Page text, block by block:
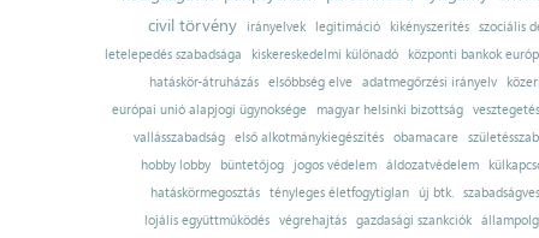
civil törvény
irányelvek legitimáció kikényszerítés szociális
letelepedés szabadsága
kiskereskedelmi különadó
központi bankok
hatáskör-átruházás
elsőbbség elve adatmegőrzési irányelv
európai unió alapjogi ügynoksége
magyar helsinki bizottság
vesztegetés
vallásszabadság
első alkotmánykiegészítés obamacare
hobby lobby
büntetőjog jogos védelem áldozatvédelem
hatáskörmegosztás tényleges életfogytiglan új btk.
lojális együttműködés
végrehajtás gazdasági szankciók